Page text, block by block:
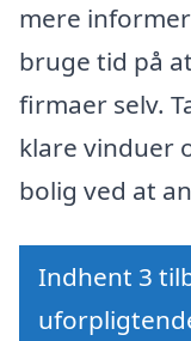
mere
bruge tid på
firmaer selv.
klare vinduer
bolig ved at
Indhent 3